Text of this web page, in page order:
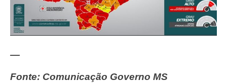
—
Fonte: Comunicação Governo MS